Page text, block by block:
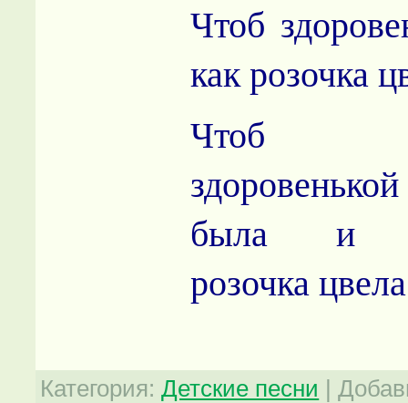
Чтоб
как розочка
Чтоб
здоровенькой
была и
розочка
Категория: Детские песни |